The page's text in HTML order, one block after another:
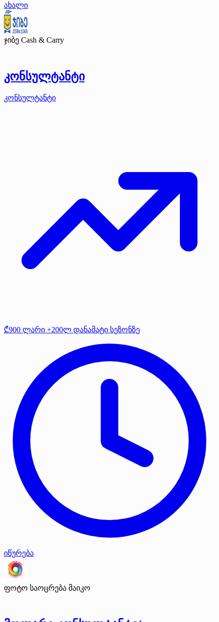
ახალი
ჯიბე Cash & Carry
კონსულტანტი
კონსულტანტი
₾900 ლარი +200ლ დანამატი სეზონზე
იწურება
ფოტო საოცრება მაიკო